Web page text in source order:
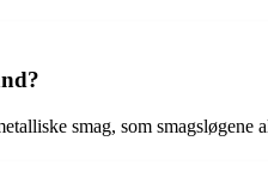
smag, som smagsløgene